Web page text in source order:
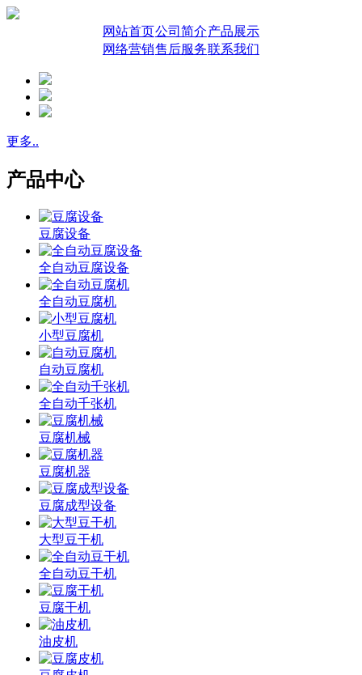
网站首页公司简介产品展示
网络营销售后服务联系我们
更多..
产品中心
豆腐设备
全自动豆腐设备
全自动豆腐机
小型豆腐机
自动豆腐机
全自动千张机
豆腐机械
豆腐机器
豆腐成型设备
大型豆干机
全自动豆干机
豆腐干机
油皮机